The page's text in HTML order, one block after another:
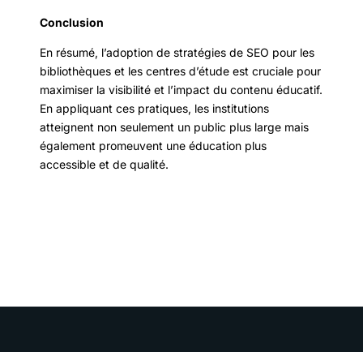
Conclusion
En résumé, l’adoption de stratégies de SEO pour les
bibliothèques et les centres d’étude est cruciale pour
maximiser la visibilité et l’impact du contenu éducatif.
En appliquant ces pratiques, les institutions
atteignent non seulement un public plus large mais
également promeuvent une éducation plus
accessible et de qualité.